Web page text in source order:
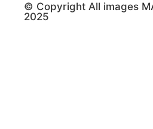
©️ Copyright All images
2025